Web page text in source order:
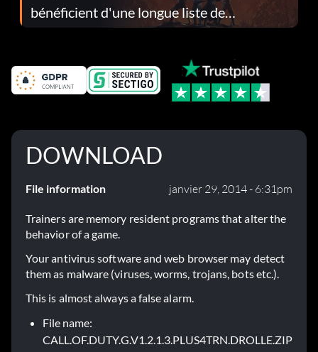
bénéficient d'une longue liste de
corrections dans la mise à jour 1.0.4
DOWNLOAD
File information janvier 29, 2014 - 6:31pm
Trainers are memory resident programs that alter the
behavior of a game.
Your antivirus software and web browser may detect
them as malware (viruses, worms, trojans, bots etc.).
This is almost always a false alarm.
File name:
CALL.OF.DUTY.G.V1.2.1.3.PLUS4TRN.DROLLE.ZIP